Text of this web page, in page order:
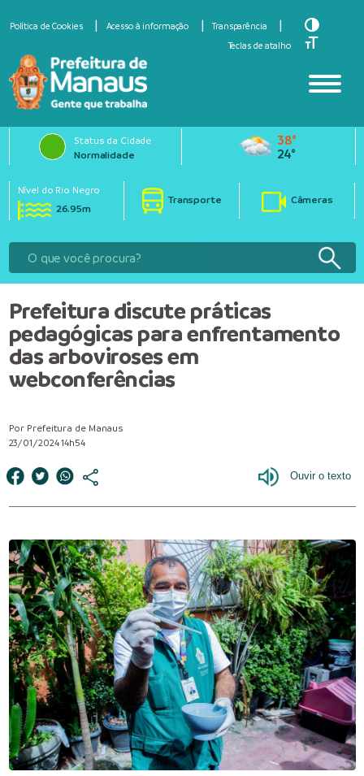
Política de Cookies Acesso à informação
Transparência
Teclas de atalho
Toggle
Toggle
Status da Cidade
Normalidade
38°
24°
Nível do Rio Negro
26.95m
Transporte Câmeras
Prefeitura discute práticas
pedagógicas para enfrentamento
das arboviroses em
webconferências
Por Prefeitura de Manaus
23/01/2024 14h54